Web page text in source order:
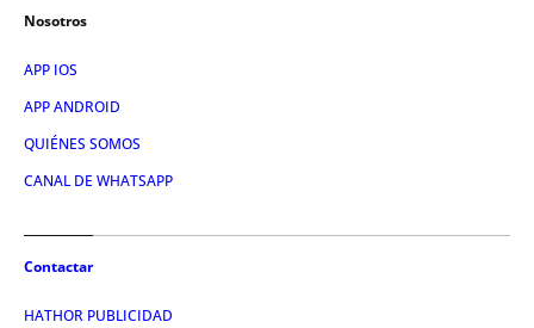
Nosotros
APP IOS
APP ANDROID
QUIÉNES SOMOS
CANAL DE WHATSAPP
Contactar
HATHOR PUBLICIDAD